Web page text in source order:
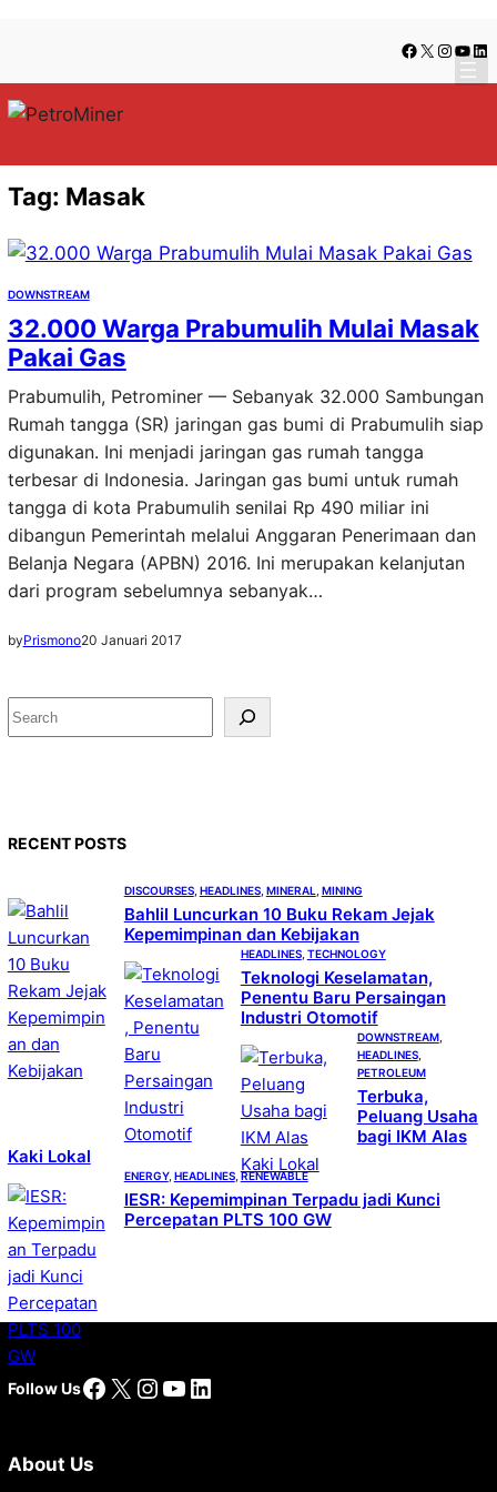
Facebook
X
Tag: Masak
DOWNSTREAM
32.000 Warga Prabumulih Mulai Masak
Pakai Gas
Prabumulih, Petrominer — Sebanyak 32.000 Sambungan
Rumah tangga (SR) jaringan gas bumi di Prabumulih siap
digunakan. Ini menjadi jaringan gas rumah tangga
terbesar di Indonesia. Jaringan gas bumi untuk rumah
tangga di kota Prabumulih senilai Rp 490 miliar ini
dibangun Pemerintah melalui Anggaran Penerimaan dan
Belanja Negara (APBN) 2016. Ini merupakan kelanjutan
dari program sebelumnya sebanyak…
byPrismono20 Januari 2017
S
e
RECENT POSTS
DISCOURSES, HEADLINES, MINERAL MINING
Bahlil Luncurkan 10 Buku Rekam Jejak
Kepemimpinan dan Kebijakan
HEADLINES, TECHNOLOGY
Teknologi Keselamatan,
Penentu Baru Persaingan
Industri Otomotif
DOWNSTREAM
HEADLINES
PETROLEUM
Terbuka,
Peluang Usaha
bagi IKM Alas
Kaki Lokal
ENERGY, HEADLINES, RENEWABLE
IESR: Kepemimpinan Terpadu jadi Kunci
Percepatan PLTS 100 GW
Follow UsFacebook
X Instagram
YouTube
LinkedIn
About Us